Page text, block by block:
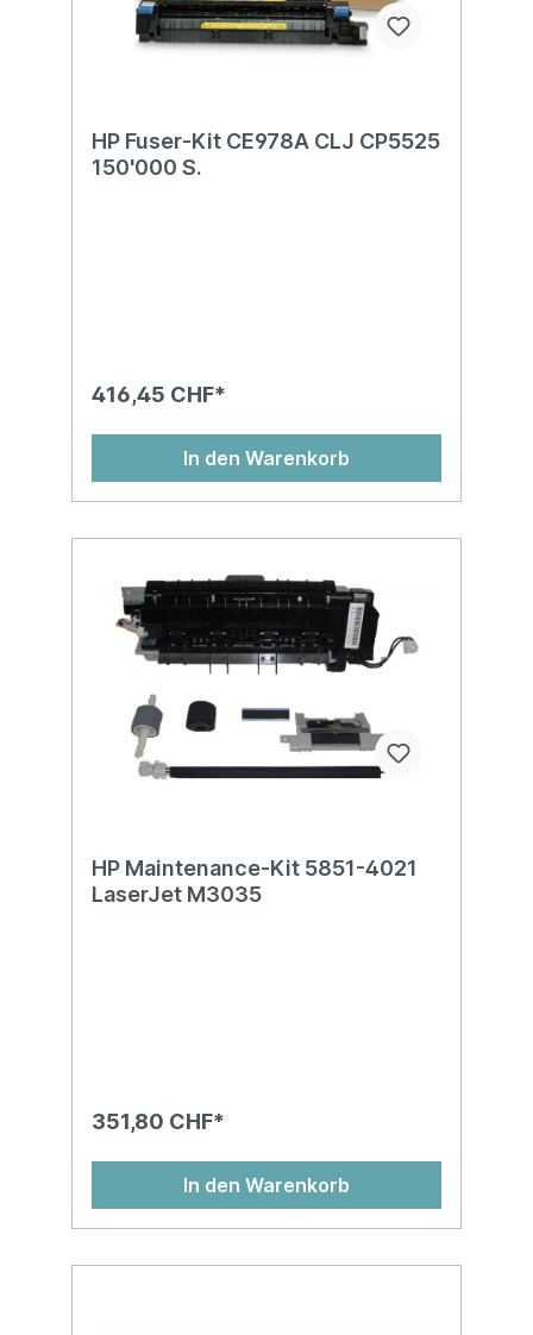
HP Fuser-Kit CE978A CLJ CP5525
150'000 S.
416,45 CHF*
In den Warenkorb
HP Maintenance-Kit 5851-4021
LaserJet M3035
351,80 CHF*
In den Warenkorb